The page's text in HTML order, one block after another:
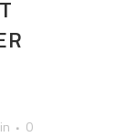
0